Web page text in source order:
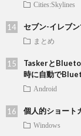
Cities:Skylines
セブン-イレブ
まとめ
Taskerと
時に自動で
Android
個人的ショート
Windows